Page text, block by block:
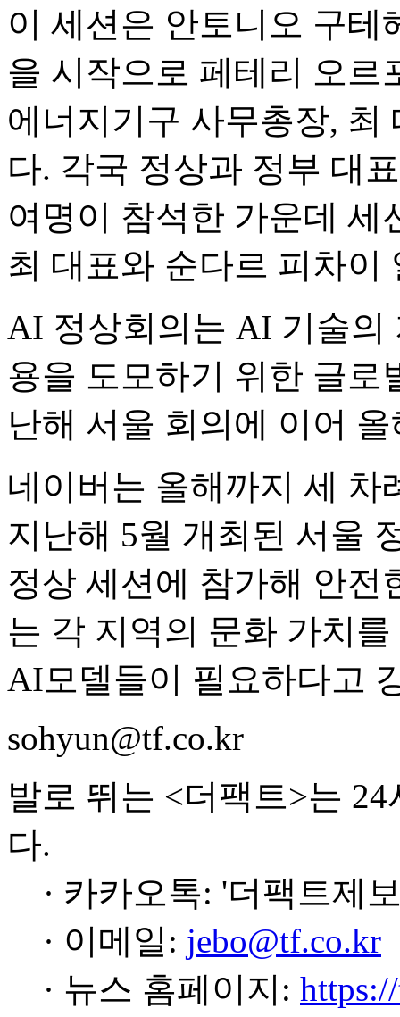
이 세션은 안토니오 구
을 시작으로 페테리 오르
에너지기구 사무총장, 최
다. 각국 정상과 정부 대
여명이 참석한 가운데 세
최 대표와 순다르 피차이
AI 정상회의는 AI 기술의
용을 도모하기 위한 글로
난해 서울 회의에 이어
네이버는 올해까지 세 차
지난해 5월 개최된 서울
정상 세션에 참가해 안
는 각 지역의 문화 가치
AI모델들이 필요하다고
sohyun@tf.co.kr
발로 뛰는 <더팩트>는
다.
· 카카오톡: '더팩트제
· 이메일: jebo@tf.co.kr
· 뉴스 홈페이지: